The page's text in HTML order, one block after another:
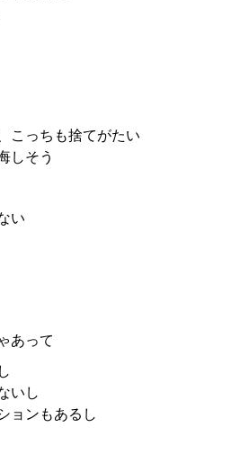
こっちも捨てがたい
しそう
い
あって
いし
ョンもあるし